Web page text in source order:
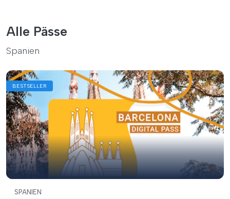
Alle Pässe
Spanien
BESTSELLER
SPANIEN